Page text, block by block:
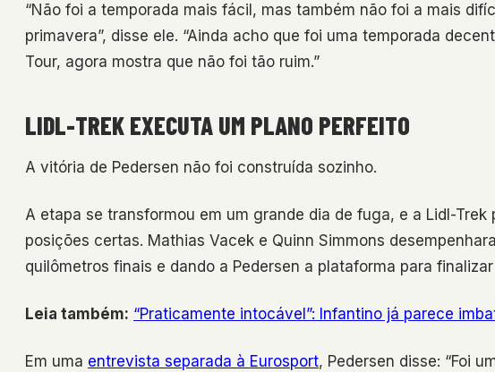
“Não foi a temporada mais fácil, mas também não foi a mais
primavera”, disse ele. “Ainda acho que foi uma temporada
Tour, agora mostra que não foi tão ruim.”
LIDL-TREK EXECUTA UM PLANO PERFEITO
A vitória de Pedersen não foi construída sozinho.
A etapa se transformou em um grande dia de fuga, e a Lidl-
posições certas. Mathias Vacek e Quinn Simmons
quilômetros finais e dando a Pedersen a plataforma para
Leia também: “Praticamente intocável”: Infantino já parece
Em uma entrevista separada à Eurosport, Pedersen disse: “Foi